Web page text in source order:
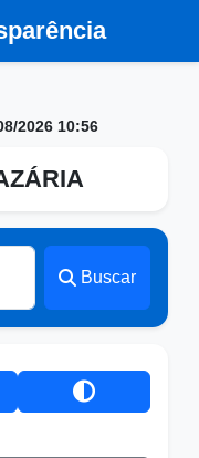
2026 10:56
Buscar